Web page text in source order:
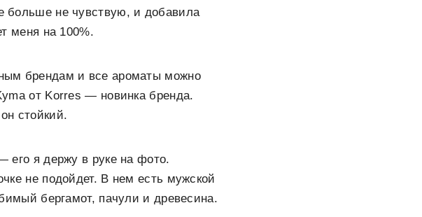
больше не чувствую, и добавила
меня на 100%.
брендам и все ароматы можно
от Korres — новинка бренда.
стойкий.
его я держу в руке на фото.
не подойдет. В нем есть мужской
бергамот, пачули и древесина.